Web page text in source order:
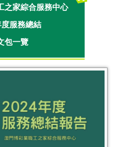
之家綜合服務中心
服務總結
包一覽